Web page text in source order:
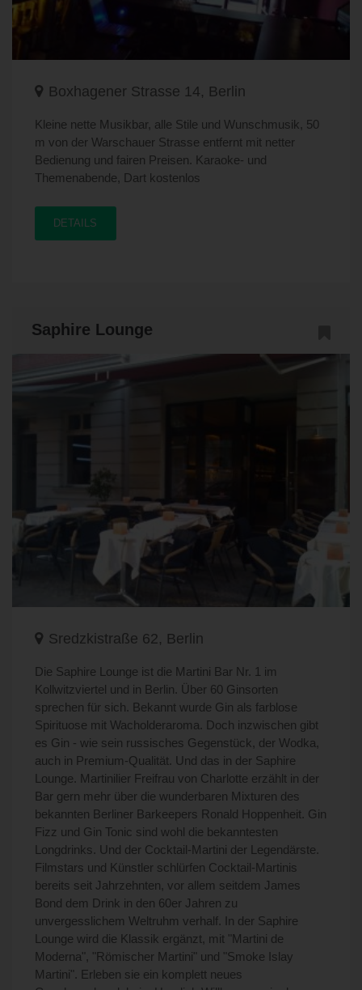
Boxhagener Strasse 14, Berlin
Kleine nette Musikbar, alle Stile und Wunschmusik, 50
m von der Warschauer Strasse entfernt mit netter
Bedienung und fairen Preisen. Karaoke- und
Themenabende, Dart kostenlos
DETAILS
Saphire Lounge
Sredzkistraße 62, Berlin
Die Saphire Lounge ist die Martini Bar Nr. 1 im
Kollwitzviertel und in Berlin. Über 60 Ginsorten
sprechen für sich. Bekannt wurde Gin als farblose
Spirituose mit Wacholderaroma. Doch inzwischen gibt
es Gin - wie sein russisches Gegenstück, der Wodka,
auch in Premium-Qualität. Und das in der Saphire
Lounge. Martinilier Freifrau von Charlotte erzählt in der
Bar gern mehr über die wunderbaren Mixturen des
bekannten Berliner Barkeepers Ronald Hoppenheit. Gin
Fizz und Gin Tonic sind wohl die bekanntesten
Longdrinks. Und der Cocktail-Martini der Legendärste.
Filmstars und Künstler schlürfen Cocktail-Martinis
bereits seit Jahrzehnten, vor allem seitdem James
Bond dem Drink in den 60er Jahren zu
unvergesslichem Weltruhm verhalf. In der Saphire
Lounge wird die Klassik ergänzt, mit "Martini de
Moderna", "Römischer Martini" und "Smoke Islay
Martini". Erleben sie ein komplett neues